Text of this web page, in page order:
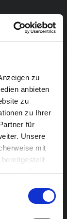
zu
anbieten
zu
zu Ihrer
für
Unsere
mit
der Dienste